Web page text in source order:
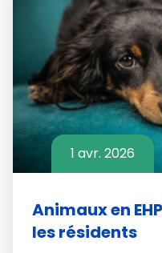
1 avr. 2026
Animaux en
les résidents